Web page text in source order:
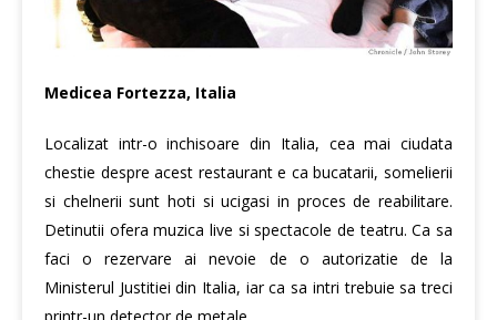
Medicea Fortezza, Italia
Localizat intr-o inchisoare din Italia, cea mai ciudata
chestie despre acest restaurant e ca bucatarii, somelierii
si chelnerii sunt hoti si ucigasi in proces de reabilitare.
Detinutii ofera muzica live si spectacole de teatru. Ca sa
faci o rezervare ai nevoie de o autorizatie de la
Ministerul Justitiei din Italia, iar ca sa intri trebuie sa treci